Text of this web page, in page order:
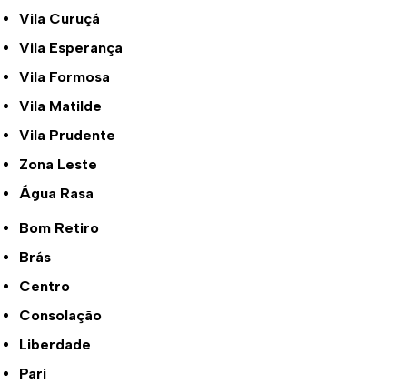
Vila Curuçá
Vila Esperança
Vila Formosa
Vila Matilde
Vila Prudente
Zona Leste
Água Rasa
Bom Retiro
Brás
Centro
Consolação
Liberdade
Pari